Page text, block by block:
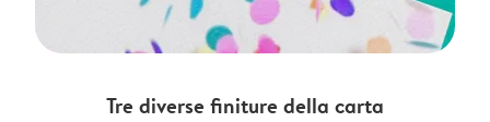
Tre diverse finiture della carta